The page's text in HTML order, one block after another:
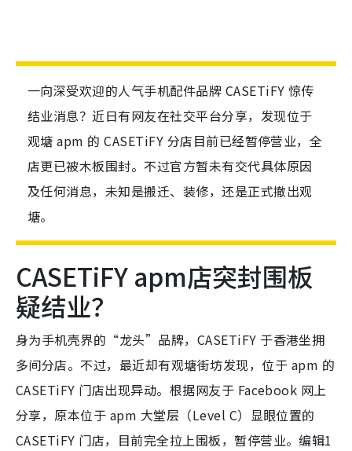
一向深受欢迎的人气手机配件品牌 CASETiFY 惊传
结业消息？近日有网友在社交平台分享，发现位于
观塘 apm 的 CASETiFY 分店目前已经暂停营业，全
店更已被木板围封。不过官方暂未有交代具体原因
及任何消息，未知是搬迁、装修，还是正式撤出观
塘。
CASETiFY apm店突封围板
疑结业？
身为手机壳界的“龙头”品牌，CASETiFY 于香港坐拥
多间分店。不过，最近却有观塘街坊发现，位于 apm 的
CASETiFY 门店出现异动。根据网友于 Facebook 网上
分享，原本位于 apm 大堂层（Level C）显眼位置的
CASETiFY 门店，目前完全拉上围板，暂停营业。编辑1